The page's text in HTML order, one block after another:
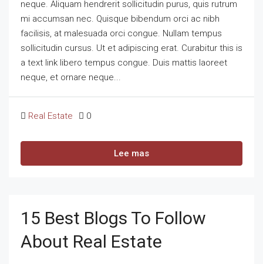
neque. Aliquam hendrerit sollicitudin purus, quis rutrum
mi accumsan nec. Quisque bibendum orci ac nibh
facilisis, at malesuada orci congue. Nullam tempus
sollicitudin cursus. Ut et adipiscing erat. Curabitur this is
a text link libero tempus congue. Duis mattis laoreet
neque, et ornare neque...
Real Estate 0
Lee mas
15 Best Blogs To Follow
About Real Estate